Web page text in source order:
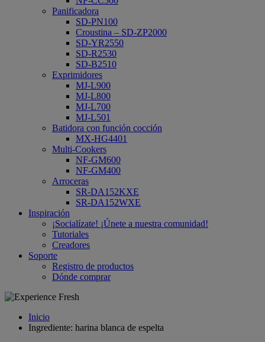
Panificadora
SD-PN100
Croustina – SD-ZP2000
SD-YR2550
SD-R2530
SD-B2510
Exprimidores
MJ-L900
MJ-L800
MJ-L700
MJ-L501
Batidora con función cocción
MX-HG4401
Multi-Cookers
NF-GM600
NF-GM400
Arroceras
SR-DA152KXE
SR-DA152WXE
Inspiración
¡Socialízate! ¡Únete a nuestra comunidad!
Tutoriales
Creadores
Soporte
Registro de productos
Dónde comprar
Inicio
Ingrediente: harina blanca de espelta